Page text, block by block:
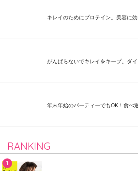
キレイのためにプロテイン。美容に
がんばらないでキレイをキープ。ダ
年末年始のパーティーでもOK！食べ
RANKING